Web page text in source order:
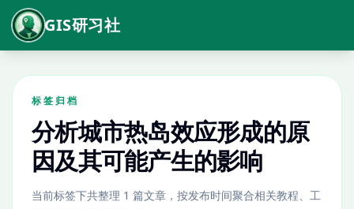
GIS研习社
标签归档
分析城市热岛效应形成的原
因及其可能产生的影响
当前标签下共整理 1 篇文章，按发布时间聚合相关教程、工